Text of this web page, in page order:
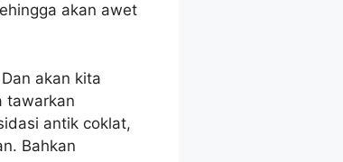
akan awet
akan kita
tawarkan
antik coklat,
Bahkan